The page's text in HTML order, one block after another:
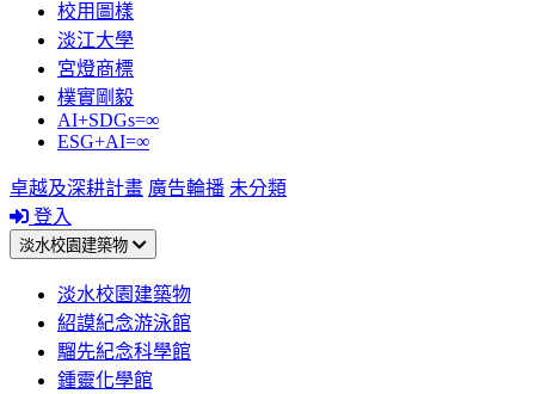
校用圖樣
淡江大學
宮燈商標
樸實剛毅
AI+SDGs=∞
ESG+AI=∞
卓越及深耕計畫 廣告輪播 未分類
登入
淡水校園建築物
淡水校園建築物
紹謨紀念游泳館
騮先紀念科學館
鍾靈化學館